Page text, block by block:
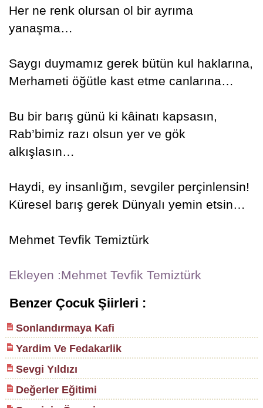
Her ne renk olursan ol bir ayrıma
yanaşma…
Saygı duymamız gerek bütün kul haklarına,
Merhameti öğütle kast etme canlarına…
Bu bir barış günü ki kâinatı kapsasın,
Rab’bimiz razı olsun yer ve gök
alkışlasın…
Haydi, ey insanlığım, sevgiler perçinlensin!
Küresel barış gerek Dünyalı yemin etsin…
Mehmet Tevfik Temiztürk
Ekleyen :Mehmet Tevfik Temiztürk
Benzer Çocuk Şiirleri :
Sonlandırmaya Kafi
Yardim Ve Fedakarlik
Sevgi Yıldızı
Değerler Eğitimi